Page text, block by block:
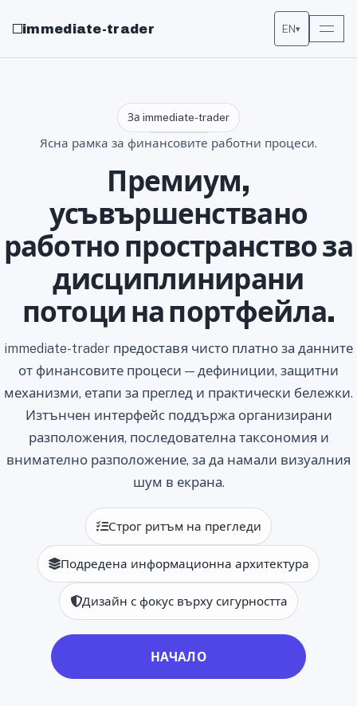
immediate-trader EN▾
За immediate-trader
Ясна рамка за финансовите работни процеси.
Премиум,
усъвършенствано
работно пространство за
дисциплинирани
потоци на портфейла.
immediate-trader предоставя чисто платно за данните
от финансовите процеси — дефиниции, защитни
механизми, етапи за преглед и практически бележки.
Изтънчен интерфейс поддържа организирани
разположения, последователна таксономия и
внимателно разположение, за да намали визуалния
шум в екрана.
Строг ритъм на прегледи
Подредена информационна архитектура
Дизайн с фокус върху сигурността
НАЧАЛО